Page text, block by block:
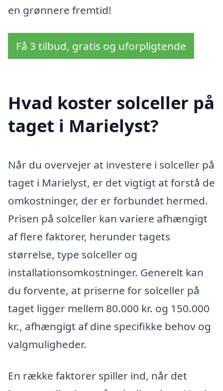
en grønnere fremtid!
Få 3 tilbud, gratis og uforpligtende
Hvad koster solceller på
taget i Marielyst?
Når du overvejer at investere i solceller på
taget i Marielyst, er det vigtigt at forstå de
omkostninger, der er forbundet hermed.
Prisen på solceller kan variere afhængigt
af flere faktorer, herunder tagets
størrelse, type solceller og
installationsomkostninger. Generelt kan
du forvente, at priserne for solceller på
taget ligger mellem 80.000 kr. og 150.000
kr., afhængigt af dine specifikke behov og
valgmuligheder.
En række faktorer spiller ind, når det